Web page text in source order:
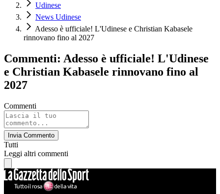
Udinese
News Udinese
Adesso è ufficiale! L'Udinese e Christian Kabasele
rinnovano fino al 2027
Commenti: Adesso è ufficiale! L'Udinese
e Christian Kabasele rinnovano fino al
2027
Commenti
Invia Commento
Tutti
Leggi altri commenti